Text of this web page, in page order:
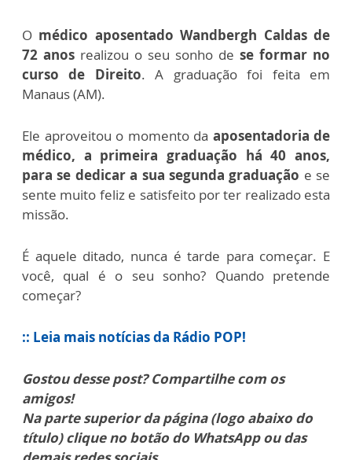
O médico aposentado Wandbergh Caldas de
72 anos realizou o seu sonho de se formar no
curso de Direito. A graduação foi feita em
Manaus (AM).
Ele aproveitou o momento da aposentadoria de
médico, a primeira graduação há 40 anos,
para se dedicar a sua segunda graduação e se
sente muito feliz e satisfeito por ter realizado esta
missão.
É aquele ditado, nunca é tarde para começar. E
você, qual é o seu sonho? Quando pretende
começar?
:: Leia mais notícias da Rádio POP!
Gostou desse post? Compartilhe com os
amigos!
Na parte superior da página (logo abaixo do
título) clique no botão do WhatsApp ou das